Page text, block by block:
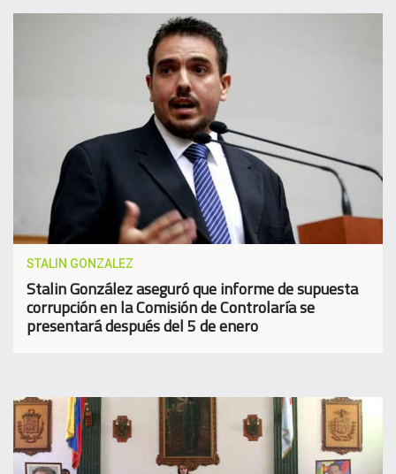
STALIN GONZALEZ
Stalin González aseguró que informe de supuesta
corrupción en la Comisión de Controlaría se
presentará después del 5 de enero